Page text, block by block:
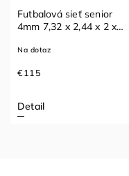
Futbalová sieť senior
4mm 7,32 x 2,44 x 2 x2
Na dotaz
€115
Detail